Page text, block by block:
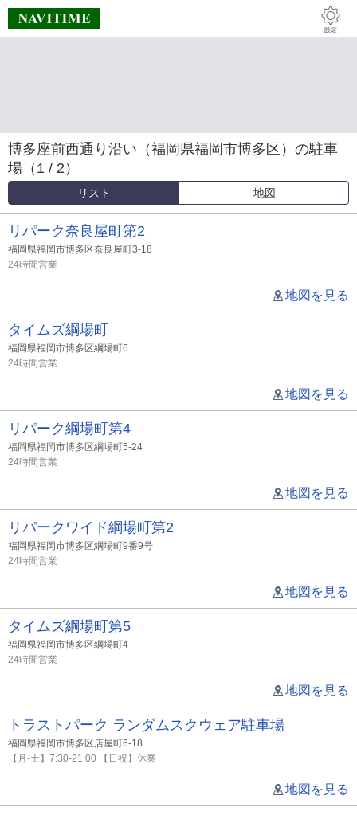
博多座前西通り沿い（福岡県福岡市博多区）の駐車
場（1 / 2）
リスト 地図
リパーク奈良屋町第2
福岡県福岡市博多区奈良屋町3-18
24時間営業
地図を見る
タイムズ綱場町
福岡県福岡市博多区綱場町6
24時間営業
地図を見る
リパーク綱場町第4
福岡県福岡市博多区綱場町5-24
24時間営業
地図を見る
リパークワイド綱場町第2
福岡県福岡市博多区綱場町9番9号
24時間営業
地図を見る
タイムズ綱場町第5
福岡県福岡市博多区綱場町4
24時間営業
地図を見る
トラストパーク ランダムスクウェア駐車場
福岡県福岡市博多区店屋町6-18
【月-土】7:30-21:00 【日祝】休業
地図を見る